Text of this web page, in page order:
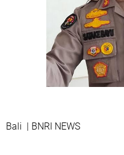
Bali | BNRI NEWS